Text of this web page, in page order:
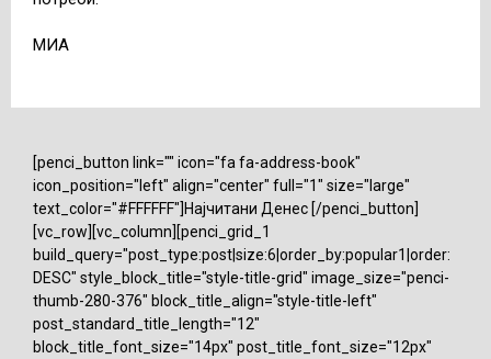
МИА
[penci_button link="" icon="fa fa-address-book"
icon_position="left" align="center" full="1" size="large"
text_color="#FFFFFF"]Најчитани Денес [/penci_button]
[vc_row][vc_column][penci_grid_1
build_query="post_type:post|size:6|order_by:popular1|order:
DESC" style_block_title="style-title-grid" image_size="penci-
thumb-280-376" block_title_align="style-title-left"
post_standard_title_length="12"
block_title_font_size="14px" post_title_font_size="12px"